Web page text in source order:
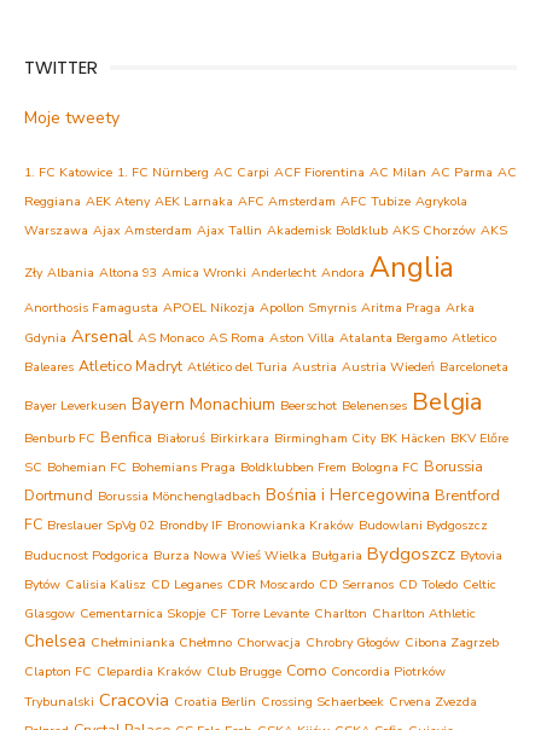
TWITTER
Moje tweety
1. FC Katowice 1. FC Nürnberg AC Carpi ACF Fiorentina AC Milan AC Parma AC
Reggiana AEK Ateny AEK Larnaka AFC Amsterdam AFC Tubize Agrykola
Warszawa Ajax Amsterdam Ajax Tallin Akademisk Boldklub AKS Chorzów AKS
Zły Albania Altona 93 Amica Wronki Anderlecht Andora Anglia
Anorthosis Famagusta APOEL Nikozja Apollon Smyrnis Aritma Praga Arka
Gdynia Arsenal AS Monaco AS Roma Aston Villa Atalanta Bergamo Atletico
Baleares Atletico Madryt Atlético del Turia Austria Austria Wiedeń Barceloneta
Bayer Leverkusen Bayern Monachium Beerschot Belenenses Belgia
Benburb FC Benfica Białoruś Birkirkara Birmingham City BK Häcken BKV Előre
SC Bohemian FC Bohemians Praga Boldklubben Frem Bologna FC Borussia
Dortmund Borussia Mönchengladbach Bośnia i Hercegowina Brentford
FC Breslauer SpVg 02 Brondby IF Bronowianka Kraków Budowlani Bydgoszcz
Buducnost Podgorica Burza Nowa Wieś Wielka Bułgaria Bydgoszcz Bytovia
Bytów Calisia Kalisz CD Leganes CDR Moscardo CD Serranos CD Toledo Celtic
Glasgow Cementarnica Skopje CF Torre Levante Charlton Charlton Athletic
Chelsea Chełminianka Chełmno Chorwacja Chrobry Głogów Cibona Zagrzeb
Clapton FC Clepardia Kraków Club Brugge Como Concordia Piotrków
Trybunalski Cracovia Croatia Berlin Crossing Schaerbeek Crvena Zvezda